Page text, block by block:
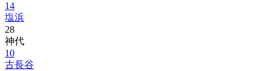
14
塩浜
28
神代
10
古長谷